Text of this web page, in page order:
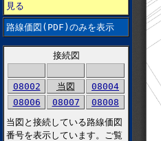
見る
路線価図(PDF)のみを表示
接続図
08002 当図
08004
08006
08007
08008
当図と接続している路線価図
番号を表示しています。ご覧